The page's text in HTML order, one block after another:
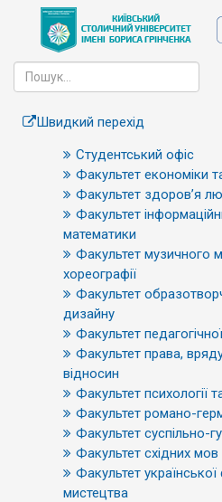
Швидкий перехід
Студентський офіс
Факультет економіки
Факультет здоров’я
Факультет
математики
Факультет музичного
хореографії
Факультет
дизайну
Факультет
Факультет права,
відносин
Факультет психології
Факультет романо-
Факультет суспільно-
Факультет східних мов
Факультет української
мистецтва